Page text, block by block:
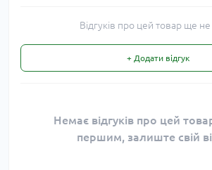
Відгуків про цей товар ще
+ Додати відгук
Немає відгуків про цей
першим, залиште свій